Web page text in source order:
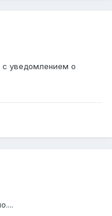
с уведомлением о